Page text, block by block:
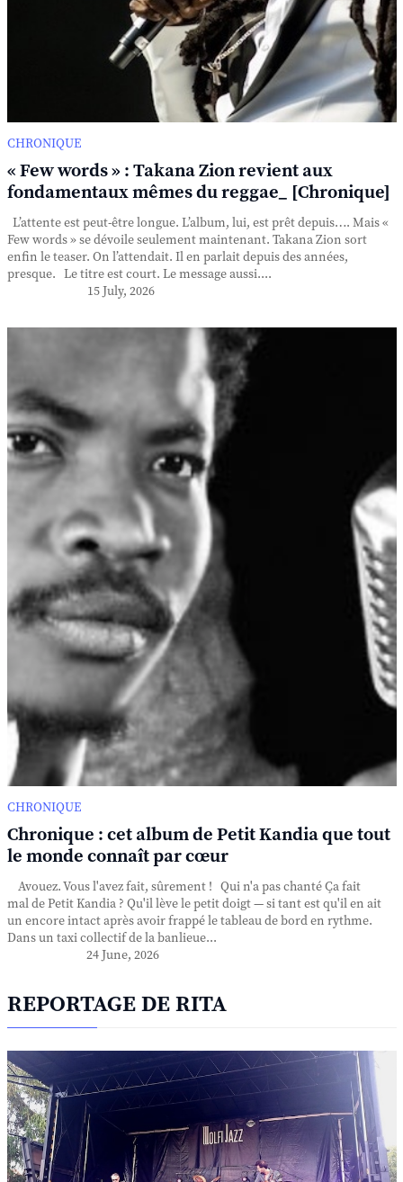
CHRONIQUE
« Few words » : Takana Zion revient aux
fondamentaux mêmes du reggae_ [Chronique]
L’attente est peut-être longue. L’album, lui, est prêt depuis…. Mais «
Few words » se dévoile seulement maintenant. Takana Zion sort
enfin le teaser. On l’attendait. Il en parlait depuis des années,
presque. Le titre est court. Le message aussi....
15 July, 2026
CHRONIQUE
Chronique : cet album de Petit Kandia que tout
le monde connaît par cœur
Avouez. Vous l'avez fait, sûrement ! Qui n'a pas chanté Ça fait
mal de Petit Kandia ? Qu'il lève le petit doigt — si tant est qu'il en ait
un encore intact après avoir frappé le tableau de bord en rythme.
Dans un taxi collectif de la banlieue...
24 June, 2026
REPORTAGE DE RITA